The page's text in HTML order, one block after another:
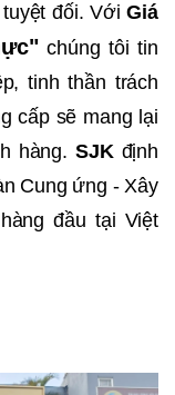
tuyệt đối. VớiGiá
chúng tôi tin
tinh thần trách
cấp sẽ mang lại
hàng. SJK định
Cung ứng - Xây
đầu tại Việt